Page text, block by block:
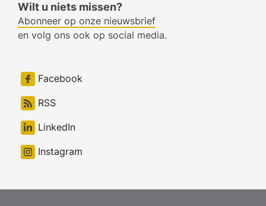
Wilt u niets missen?
Abonneer op onze nieuwsbrief
en volg ons ook op social media.
Facebook
RSS
LinkedIn
Instagram